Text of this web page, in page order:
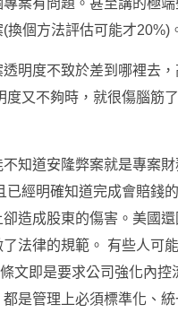
案有問題。甚至講的極
個方法評估可能才20%)
明度不致於差到哪裡去
又不夠時，就很傷腦筋
知道安隆弊案就是專案
經明確知道完成會賠錢
造成股東的傷害。美國
法律的規範。 有些人可
文即是要求公司強化內控
是管理上必須標準化、